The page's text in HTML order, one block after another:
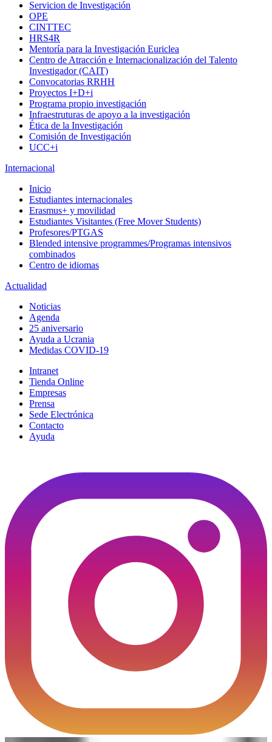
Servicion de Investigación
OPE
CINTTEC
HRS4R
Mentoría para la Investigación Euriclea
Centro de Atracción e Internacionalización del Talento
Investigador (CAIT)
Convocatorias RRHH
Proyectos I+D+i
Programa propio investigación
Infraestruturas de apoyo a la investigación
Ética de la Investigación
Comisión de Investigación
UCC+i
Internacional
Inicio
Estudiantes internacionales
Erasmus+ y movilidad
Estudiantes Visitantes (Free Mover Students)
Profesores/PTGAS
Blended intensive programmes/Programas intensivos
combinados
Centro de idiomas
Actualidad
Noticias
Agenda
25 aniversario
Ayuda a Ucrania
Medidas COVID-19
Intranet
Tienda Online
Empresas
Prensa
Sede Electrónica
Contacto
Ayuda